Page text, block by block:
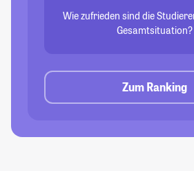
Wie zufrieden sind die
Gesamtsituation?
Zum Ranking